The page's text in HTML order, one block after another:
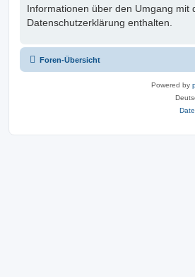
Informationen über den Umgang mit
Datenschutzerklärung enthalten.
Foren-Übersicht
Powered by